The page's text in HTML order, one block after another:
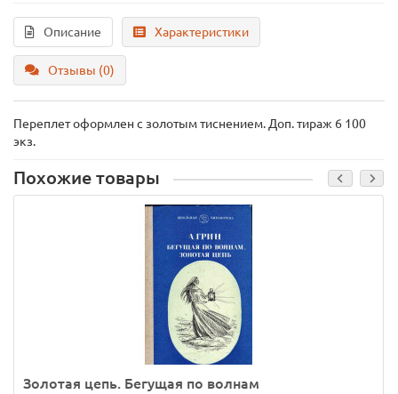
Описание Характеристики
Отзывы (0)
Переплет оформлен с золотым тиснением. Доп. тираж 6 100
экз.
Похожие товары
Золотая цепь. Бегущая по волнам